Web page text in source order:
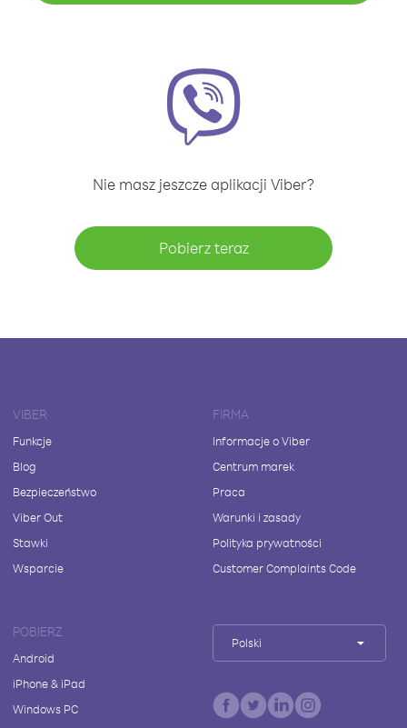
Nie masz jeszcze aplikacji Viber?
Pobierz teraz
VIBER
Funkcje
Blog
Bezpieczeństwo
Viber Out
Stawki
Wsparcie
FIRMA
Informacje o Viber
Centrum marek
Praca
Warunki i zasady
Polityka prywatności
Customer Complaints Code
POBIERZ
Android
iPhone & iPad
Windows PC
Polski